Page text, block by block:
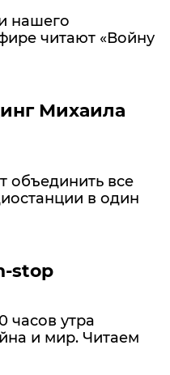
нашего
читают «Войну
Михаила
объединить все
в один
stop
часов утра
и мир. Читаем